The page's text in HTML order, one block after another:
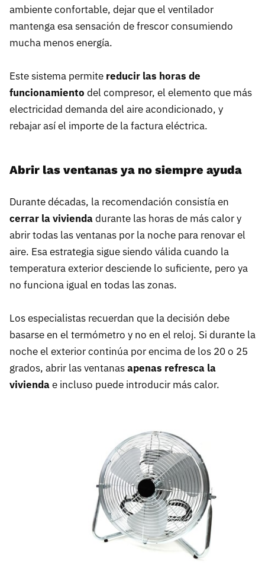
ambiente confortable, dejar que el ventilador
mantenga esa sensación de frescor consumiendo
mucha menos energía.
Este sistema permite reducir las horas de
funcionamiento del compresor, el elemento que más
electricidad demanda del aire acondicionado, y
rebajar así el importe de la factura eléctrica.
Abrir las ventanas ya no siempre ayuda
Durante décadas, la recomendación consistía en
cerrar la viviendadurante las horas de más calor y
abrir todas las ventanas por la noche para renovar el
aire. Esa estrategia sigue siendo válida cuando la
temperatura exterior desciende lo suficiente, pero ya
no funciona igual en todas las zonas.
Los especialistas recuerdan que la decisión debe
basarse en el termómetro y no en el reloj. Si durante la
noche el exterior continúa por encima de los 20 o 25
grados, abrir las ventanasapenas refresca la
viviendae incluso puede introducir más calor.